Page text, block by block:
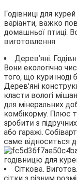
Годівниці для
варіанти, важко
домашньої птиці.
виготовлення:
Дерев’яні.
Вони екологічно
того, що кури
Дерев’яні
класти вологі
для мінеральних
комбікорму. Плюс
зробити з
або гаражі.
саме відноситься
Сіткова.
сітки з різним